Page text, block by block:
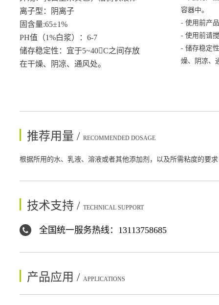
离子型：阴离子
固含量:65±1%
PH值（1%白浆）：6-7
储存稳定性：宜于5~40C之间存放
在干燥、阴凉、通风处。
容器中。
- 使用前产
- 使用前请
- 储存稳定
燥、阴凉、
推荐用量 / RECOMMENDED DOSAGE
根据所用的水、乳液、溶液或者其他添加剂，以及所需粘度的要
技术支持 / TECHNICAL SUPPORT
全国统一服务热线：13113758685
产品应用 / APPLICATIONS